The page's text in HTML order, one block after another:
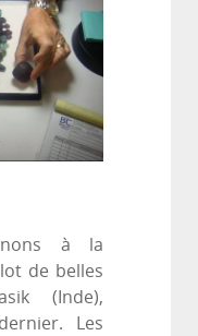
à la
de belles
(Inde),
Les